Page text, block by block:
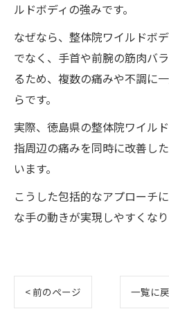
ルドボディの強みです。
なぜなら、整体院ワイルドボ
でなく、手首や前腕の筋肉バ
るため、複数の痛みや不調に
らです。
実際、徳島県の整体院ワイル
指周辺の痛みを同時に改善し
います。
こうした包括的なアプローチ
な手の動きが実現しやすくなり
< 前のページ 一覧に